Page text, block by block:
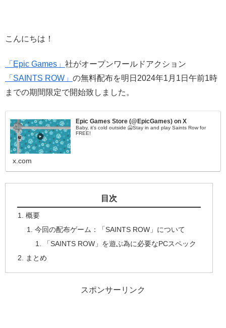
こんにちは！
「Epic Games」 社がオープンワールドアクション
「SAINTS ROW」 の無料配布を明日2024年1月1日午前1時
までの期間限定で開始致しました。
Epic Games Store (@EpicGames) on X
Baby, it’s cold outside 🥶Stay in and play Saints Row for
FREE!
x.com
目次
概要
今回の配布ゲーム：「SAINTS ROW」について
「SAINTS ROW」を遊ぶ為に必要なPCスペック
まとめ
スポンサーリンク